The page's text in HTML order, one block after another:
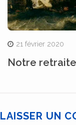
21 février 2020
Notre
LAISSER UN